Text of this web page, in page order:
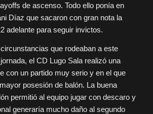
de ascenso. Todo ello ponía en
Díaz que sacaron con gran nota la
adelante para seguir invictos.
que rodeaban a este
el CD Lugo Sala realizó una
con un partido muy serio y en el que
posesión de balón. La buena
permitió al equipo jugar con descaro y
generaría mucho daño al segundo